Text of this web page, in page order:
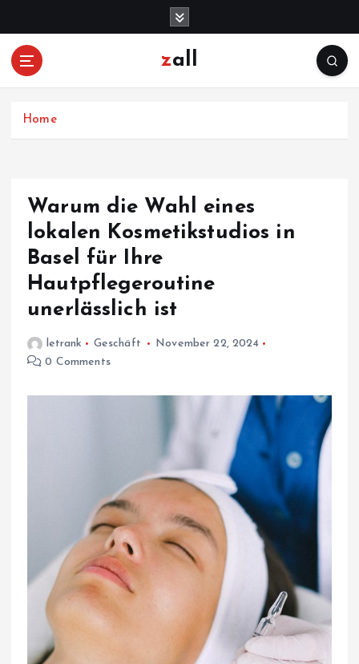
zall
Home
Warum die Wahl eines
lokalen Kosmetikstudios in
Basel für Ihre
Hautpflegeroutine
unerlässlich ist
letrank Geschäft
November 22, 2024
0 Comments